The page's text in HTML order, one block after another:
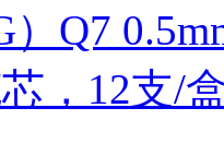
）Q7
，12支/